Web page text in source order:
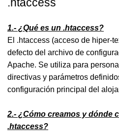
1.- ¿Qué es un .htaccess?
El .htaccess (acceso de hiper-
defecto del archivo de
Apache. Se utiliza para
directivas y parámetros
configuración principal del
2.- ¿Cómo creamos y dónde
.htaccess?